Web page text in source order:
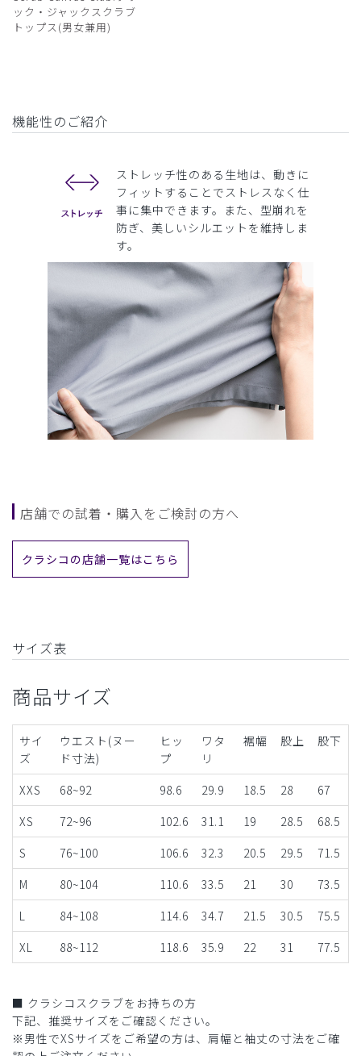
ック・ジャックスクラブ
トップス(男女兼用)
機能性のご紹介
ストレッチ性のある生地は、動きに
フィットすることでストレスなく仕
事に集中できます。また、型崩れを
防ぎ、美しいシルエットを維持しま
す。
店舗での試着・購入をご検討の方へ
クラシコの店舗一覧はこちら
サイズ表
商品サイズ
サイ
ズ
ウエスト(ヌー
ド寸法)
ヒッ
プ
ワタ
リ
裾幅 股上 股下
XXS 68~92 98.6 29.9 18.5 28
67
XS
72~96 102.6 31.1 19 28.5
68.5
S
76~100 106.6 32.3 20.5 29.5
71.5
M
80~104 110.6 33.5 21 30
73.5
L
84~108 114.6 34.7 21.5 30.5
75.5
XL
88~112 118.6 35.9 22 31 77.5
■ クラシコスクラブをお持ちの方
下記、推奨サイズをご確認ください。
※男性でXSサイズをご希望の方は、肩幅と袖丈の寸法をご確